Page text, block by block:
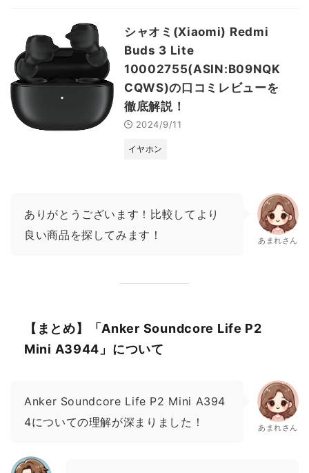
シャオミ(Xiaomi) Redmi
Buds 3 Lite
10002755(ASIN:B09NQK
CQWS)の口コミレビューを
徹底解説！
2024/9/11
イヤホン
ありがとうございます！比較してより
良い商品を探してみます！
あまれさん
【まとめ】「Anker Soundcore Life P2
Mini A3944」について
Anker Soundcore Life P2 Mini A394
4についての理解が深まりました！
あまれさん